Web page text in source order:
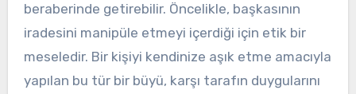
beraberinde getirebilir. Öncelikle, başkasının
iradesini manipüle etmeyi içerdiği için etik bir
meseledir. Bir kişiyi kendinize aşık etme amacıyla
yapılan bu tür bir büyü, karşı tarafın duygularını